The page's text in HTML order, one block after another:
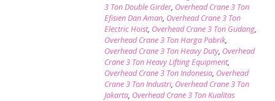
3 Ton Double Girder, Overhead Crane 3 Ton
Efisien Dan Aman, Overhead Crane 3 Ton
Electric Hoist, Overhead Crane 3 Ton Gudang,
Overhead Crane 3 Ton Harga Pabrik,
Overhead Crane 3 Ton Heavy Duty, Overhead
Crane 3 Ton Heavy Lifting Equipment,
Overhead Crane 3 Ton Indonesia, Overhead
Crane 3 Ton Industri, Overhead Crane 3 Ton
Jakarta, Overhead Crane 3 Ton Kualitas